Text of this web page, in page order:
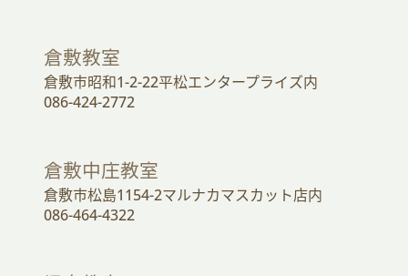
倉敷教室
倉敷市昭和1-2-22平松エンタープライズ内
086-424-2772
倉敷中庄教室
倉敷市松島1154-2マルナカマスカット店内
086-464-4322